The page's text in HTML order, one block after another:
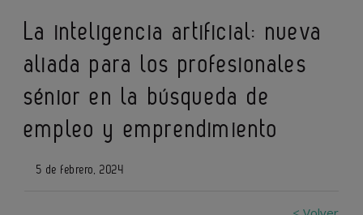
La inteligencia artificial: nueva
aliada para los profesionales
sénior en la búsqueda de
empleo y emprendimiento
5 de febrero, 2024